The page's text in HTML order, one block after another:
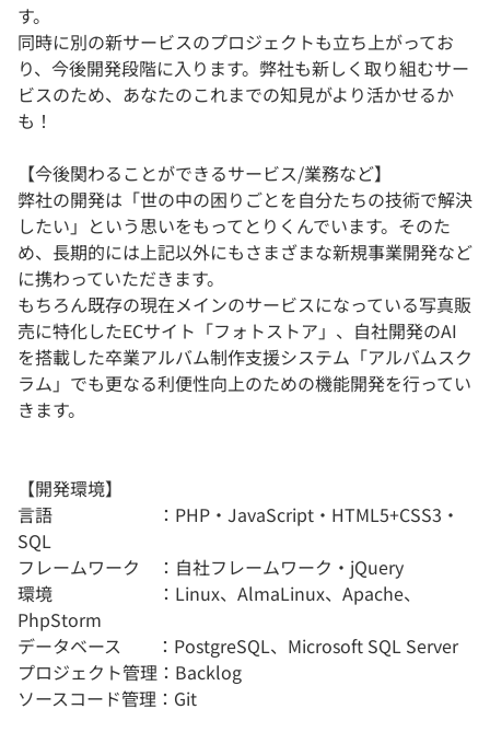
す。
同時に別の新サービスのプロジェクトも立ち上がってお
り、今後開発段階に入ります。弊社も新しく取り組むサー
ビスのため、あなたのこれまでの知見がより活かせるか
も！
【今後関わることができるサービス/業務など】
弊社の開発は「世の中の困りごとを自分たちの技術で解決
したい」という思いをもってとりくんでいます。そのた
め、長期的には上記以外にもさまざまな新規事業開発など
に携わっていただきます。
もちろん既存の現在メインのサービスになっている写真販
売に特化したECサイト「フォトストア」、自社開発のAI
を搭載した卒業アルバム制作支援システム「アルバムスク
ラム」でも更なる利便性向上のための機能開発を行ってい
きます。
【開発環境】
言語 ：PHP・JavaScript・HTML5+CSS3・
SQL
フレームワーク ：自社フレームワーク・jQuery
環境 ：Linux、AlmaLinux、Apache、
PhpStorm
データベース ：PostgreSQL、Microsoft SQL Server
プロジェクト管理：Backlog
ソースコード管理：Git